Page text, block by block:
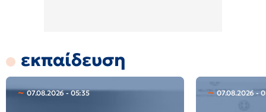
εκπαίδευση
07.08.2026 - 05:35 07.08.2026 -